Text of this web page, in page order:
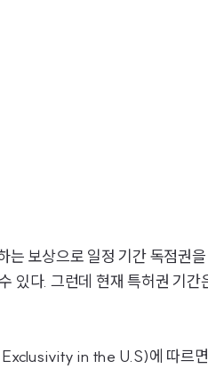
는 보상으로 일정 기간 독점권
있다. 그런데 현재 특허권 기간
in the U.S)에 따르